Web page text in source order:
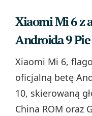
Xiaomi Mi 6 z
Androida 9
Xiaomi Mi 6,
oficjalną betę
10, skierowaną
China ROM oraz